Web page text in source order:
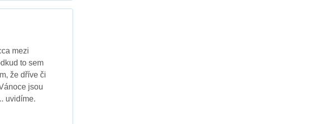
mezi
to sem
že dříve či
jsou
uvidíme.